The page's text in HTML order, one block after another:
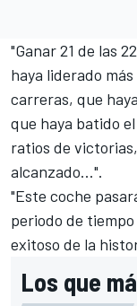
"Ganar 21 de las
haya liderado
carreras, que
que haya batido
ratios de
alcanzado...".
"Este coche
periodo de
exitoso de la
Los que